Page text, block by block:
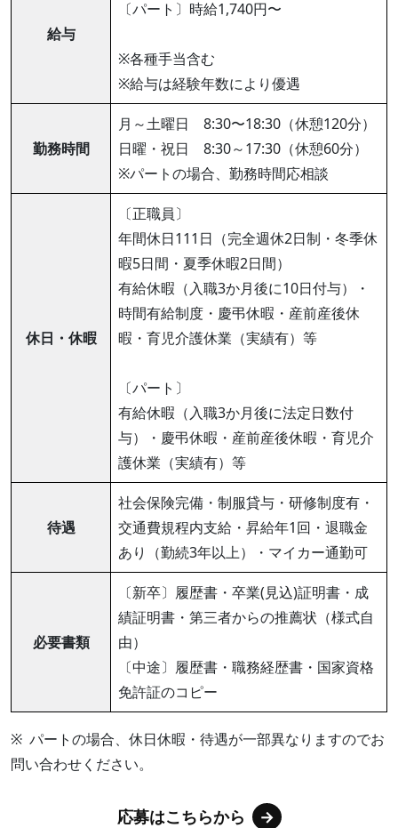
給与
〔パート〕時給1,740円〜
※各種手当含む
※給与は経験年数により優遇
勤務時間
月～土曜日 8:30〜18:30（休憩120分）
日曜・祝日 8:30～17:30（休憩60分）
※パートの場合、勤務時間応相談
休日・休暇
〔正職員〕
年間休日111日（完全週休2日制・冬季休
暇5日間・夏季休暇2日間）
有給休暇（入職3か月後に10日付与）・
時間有給制度・慶弔休暇・産前産後休
暇・育児介護休業（実績有）等
〔パート〕
有給休暇（入職3か月後に法定日数付
与）・慶弔休暇・産前産後休暇・育児介
護休業（実績有）等
待遇
社会保険完備・制服貸与・研修制度有・
交通費規程内支給・昇給年1回・退職金
あり（勤続3年以上）・マイカー通勤可
必要書類
〔新卒〕履歴書・卒業(見込)証明書・成
績証明書・第三者からの推薦状（様式自
由）
〔中途〕履歴書・職務経歴書・国家資格
免許証のコピー
パートの場合、休日休暇・待遇が一部異なりますのでお
問い合わせください。
応募はこちらから